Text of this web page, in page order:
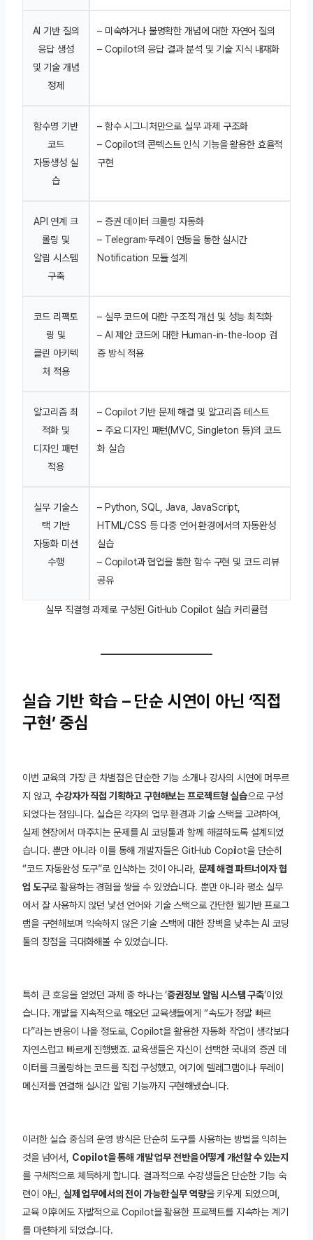
AI 기반 질의
응답 생성
및 기술 개념
정제
– 미숙하거나 불명확한 개념에 대한 자연어 질의
– Copilot의 응답 결과 분석 및 기술 지식 내재화
함수명 기반
코드
자동생성 실
습
– 함수 시그니처만으로 실무 과제 구조화
– Copilot의 콘텍스트 인식 기능을 활용한 효율적
구현
API 연계 크
롤링 및
알림 시스템
구축
– 증권 데이터 크롤링 자동화
– Telegram·두레이 연동을 통한 실시간
Notification 모듈 설계
코드 리팩토
링 및
클린 아키텍
처 적용
– 실무 코드에 대한 구조적 개선 및 성능 최적화
– AI 제안 코드에 대한 Human-in-the-loop 검
증 방식 적용
알고리즘 최
적화 및
디자인 패턴
적용
– Copilot 기반 문제 해결 및 알고리즘 테스트
– 주요 디자인 패턴(MVC, Singleton 등)의 코드
화 실습
실무 기술스
택 기반
자동화 미션
수행
– Python, SQL, Java, JavaScript,
HTML/CSS 등 다중 언어 환경에서의 자동완성
실습
– Copilot과 협업을 통한 함수 구현 및 코드 리뷰
공유
실무 직결형 과제로 구성된 GitHub Copilot 실습 커리큘럼
실습 기반 학습 – 단순 시연이 아닌 ‘직접
구현’ 중심
이번 교육의 가장 큰 차별점은 단순한 기능 소개나 강사의 시연에 머무르
지 않고,수강자가 직접 기획하고 구현해보는 프로젝트형 실습으로 구성
되었다는 점입니다. 실습은 각자의 업무 환경과 기술 스택을 고려하여,
실제 현장에서 마주치는 문제를 AI 코딩툴과 함께 해결하도록 설계되었
습니다. 뿐만 아니라 이를 통해 개발자들은 GitHub Copilot을 단순히
“코드 자동완성 도구”로 인식하는 것이 아니라, 문제 해결 파트너이자 협
업 도구로 활용하는 경험을 쌓을 수 있었습니다. 뿐만 아니라 평소 실무
에서 잘 사용하지 않던 낯선 언어와 기술 스택으로 간단한 웹기반 프로그
램을 구현해보며 익숙하지 않은 기술 스택에 대한 장벽을 낮추는 AI 코딩
툴의 장점을 극대화해볼 수 있었습니다.
특히 큰 호응을 얻었던 과제 중 하나는 ‘증권정보 알림 시스템 구축’이었
습니다. 개발을 지속적으로 해오던 교육생들에게 “속도가 정말 빠르
다”라는 반응이 나올 정도로, Copilot을 활용한 자동화 작업이 생각보다
자연스럽고 빠르게 진행됐죠. 교육생들은 자신이 선택한 국내외 증권 데
이터를 크롤링하는 코드를 직접 구성했고, 여기에 텔레그램이나 두레이
메신저를 연결해 실시간 알림 기능까지 구현해냈습니다.
이러한 실습 중심의 운영 방식은 단순히 도구를 사용하는 방법을 익히는
것을 넘어서, Copilot을 통해 개발 업무 전반을 어떻게 개선할 수 있는지
를 구체적으로 체득하게 합니다. 결과적으로 수강생들은 단순한 기능 숙
련이 아닌, 실제 업무에서의 전이 가능한 실무 역량을 키우게 되었으며,
교육 이후에도 자발적으로 Copilot을 활용한 프로젝트를 지속하는 계기
를 마련하게 되었습니다.